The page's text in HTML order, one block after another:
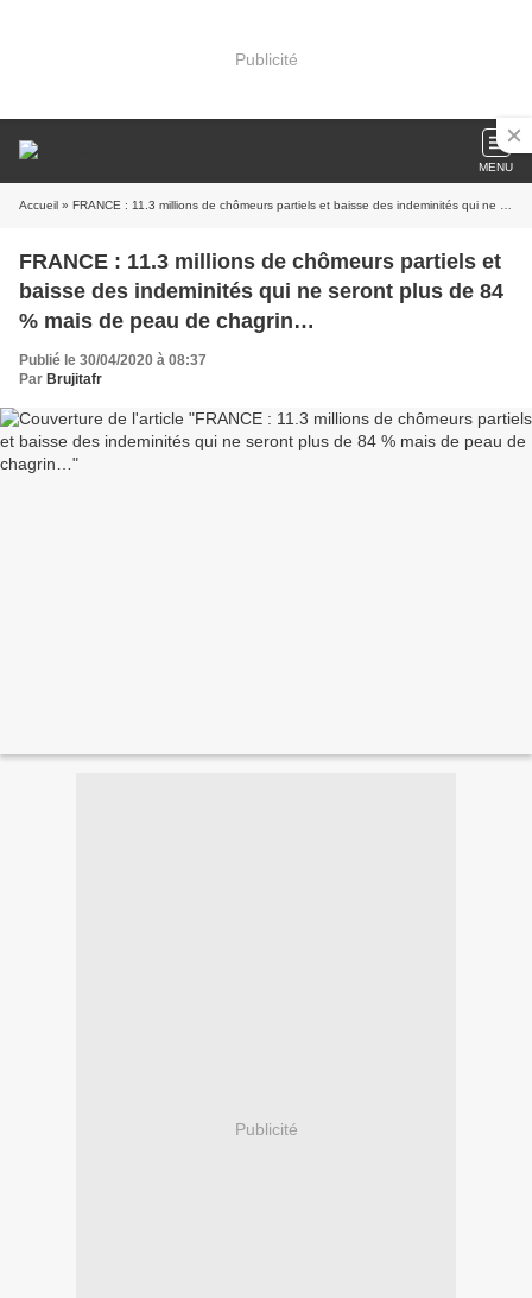
Publicité
MENU
Accueil » FRANCE : 11.3 millions de chômeurs partiels et baisse des indeminités qui ne seront plus de 84 % mais de peau de chagrin…
FRANCE : 11.3 millions de chômeurs partiels et
baisse des indeminités qui ne seront plus de 84
% mais de peau de chagrin…
Publié le 30/04/2020 à 08:37
Par Brujitafr
Publicité